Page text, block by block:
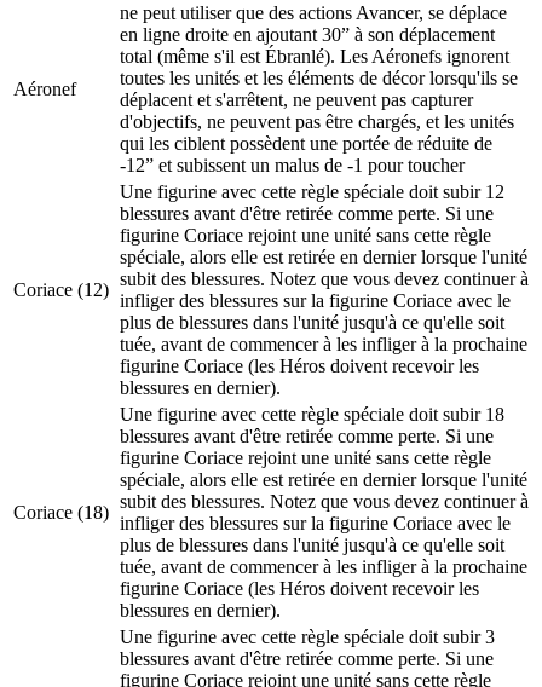
Aéronef
ne peut utiliser que des actions Avancer, se déplace
en ligne droite en ajoutant 30” à son déplacement
total (même s'il est Ébranlé). Les Aéronefs ignorent
toutes les unités et les éléments de décor lorsqu'ils se
déplacent et s'arrêtent, ne peuvent pas capturer
d'objectifs, ne peuvent pas être chargés, et les unités
qui les ciblent possèdent une portée de réduite de
-12” et subissent un malus de -1 pour toucher
Coriace (12)
Une figurine avec cette règle spéciale doit subir 12
blessures avant d'être retirée comme perte. Si une
figurine Coriace rejoint une unité sans cette règle
spéciale, alors elle est retirée en dernier lorsque l'unité
subit des blessures. Notez que vous devez continuer à
infliger des blessures sur la figurine Coriace avec le
plus de blessures dans l'unité jusqu'à ce qu'elle soit
tuée, avant de commencer à les infliger à la prochaine
figurine Coriace (les Héros doivent recevoir les
blessures en dernier).
Coriace (18)
Une figurine avec cette règle spéciale doit subir 18
blessures avant d'être retirée comme perte. Si une
figurine Coriace rejoint une unité sans cette règle
spéciale, alors elle est retirée en dernier lorsque l'unité
subit des blessures. Notez que vous devez continuer à
infliger des blessures sur la figurine Coriace avec le
plus de blessures dans l'unité jusqu'à ce qu'elle soit
tuée, avant de commencer à les infliger à la prochaine
figurine Coriace (les Héros doivent recevoir les
blessures en dernier).
Une figurine avec cette règle spéciale doit subir 3
blessures avant d'être retirée comme perte. Si une
figurine Coriace rejoint une unité sans cette règle